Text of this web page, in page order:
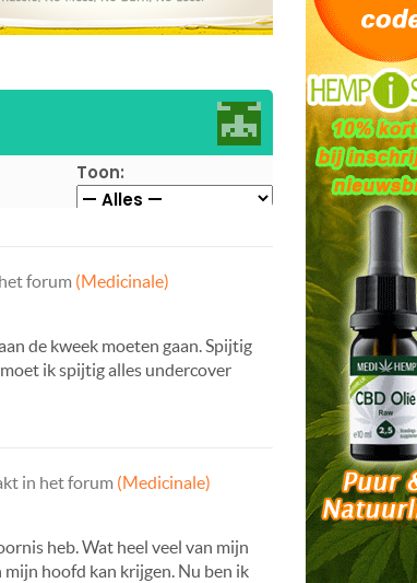
Toon:
forum (Medicinale)
de kweek moeten gaan. Spijtig
ik spijtig alles undercover
in het forum (Medicinale)
heb. Wat heel veel van mijn
hoofd kan krijgen. Nu ben ik